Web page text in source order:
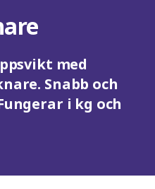
med
Snabb och
i kg och